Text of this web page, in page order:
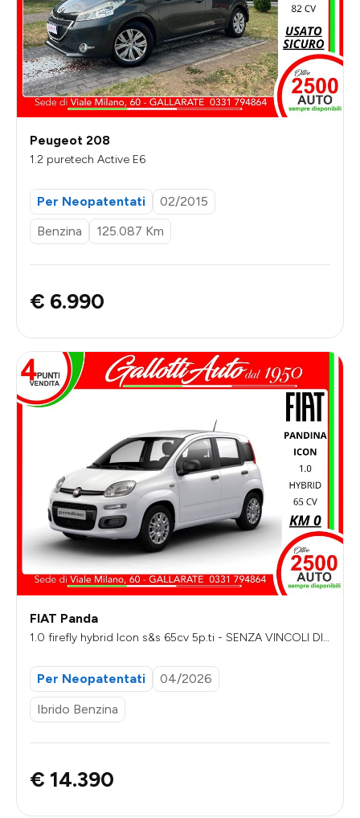
Peugeot 208
1.2 puretech Active E6
Per Neopatentati
02/2015
Benzina
125.087 Km
€ 6.990
FIAT Panda
1.0 firefly hybrid Icon s&s 65cv 5p.ti - SENZA VINCOLI DI
Per Neopatentati
04/2026
Ibrido Benzina
€ 14.390